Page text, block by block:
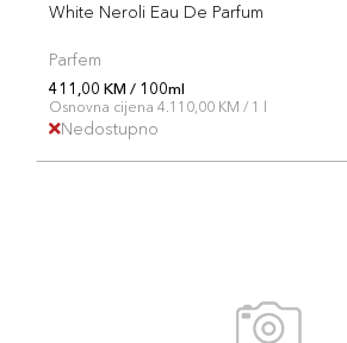
White Neroli Eau De Parfum
Parfem
411,00 KM / 100ml
Osnovna cijena 4.110,00 KM / 1 l
Nedostupno